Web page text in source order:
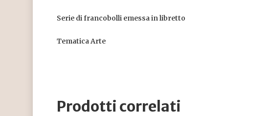
Serie di francobolli emessa in libretto
Tematica Arte
Prodotti correlati